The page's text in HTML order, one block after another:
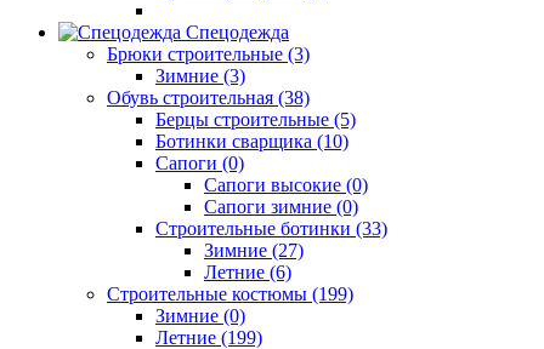
Спецодежда
Брюки строительные (3)
Зимние (3)
Обувь строительная (38)
Берцы строительные (5)
Ботинки сварщика (10)
Сапоги (0)
Сапоги высокие (0)
Сапоги зимние (0)
Строительные ботинки (33)
Зимние (27)
Летние (6)
Строительные костюмы (199)
Зимние (0)
Летние (199)